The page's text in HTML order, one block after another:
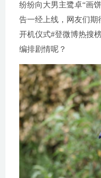
纷纷向大男主鹭卓“画
告一经上线，网友们期
开机仪式#登微博热搜
编排剧情呢？